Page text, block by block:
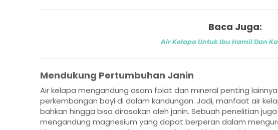
Baca Juga:
Air Kelapa Untuk Ibu Hamil Dan
Mendukung Pertumbuhan Janin
Air kelapa mengandung asam folat dan mineral penting
perkembangan bayi di dalam kandungan. Jadi, manfaat air
bahkan hingga bisa dirasakan oleh janin. Sebuah penelitian
mengandung magnesium yang dapat berperan dalam